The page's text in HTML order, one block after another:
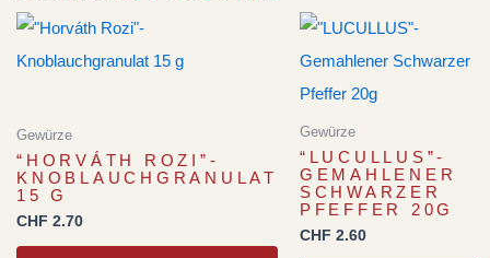
Gewürze
“HORVÁTH ROZI”-
KNOBLAUCHGRANULAT
15 G
CHF 2.70
Gewürze
“LUCULLUS”-
GEMAHLENER
SCHWARZER
PFEFFER 20G
CHF 2.60